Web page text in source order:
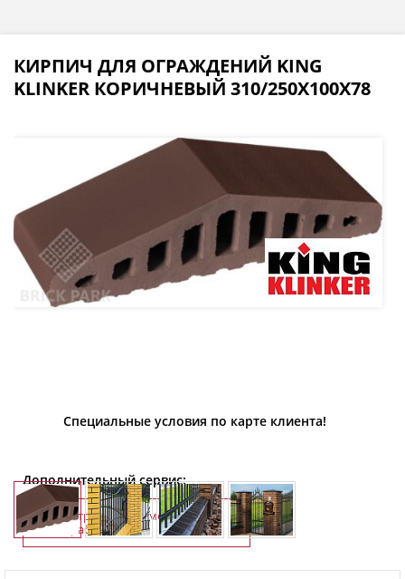
КИРПИЧ ДЛЯ ОГРАЖДЕНИЙ KING
KLINKER КОРИЧНЕВЫЙ 310/250X100X78
Специальные условия по карте клиента!
Дополнительный сервис:
Строительно-монтажные
работы